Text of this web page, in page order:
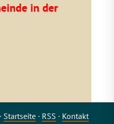
in der
Startseite· RSS · Kontakt